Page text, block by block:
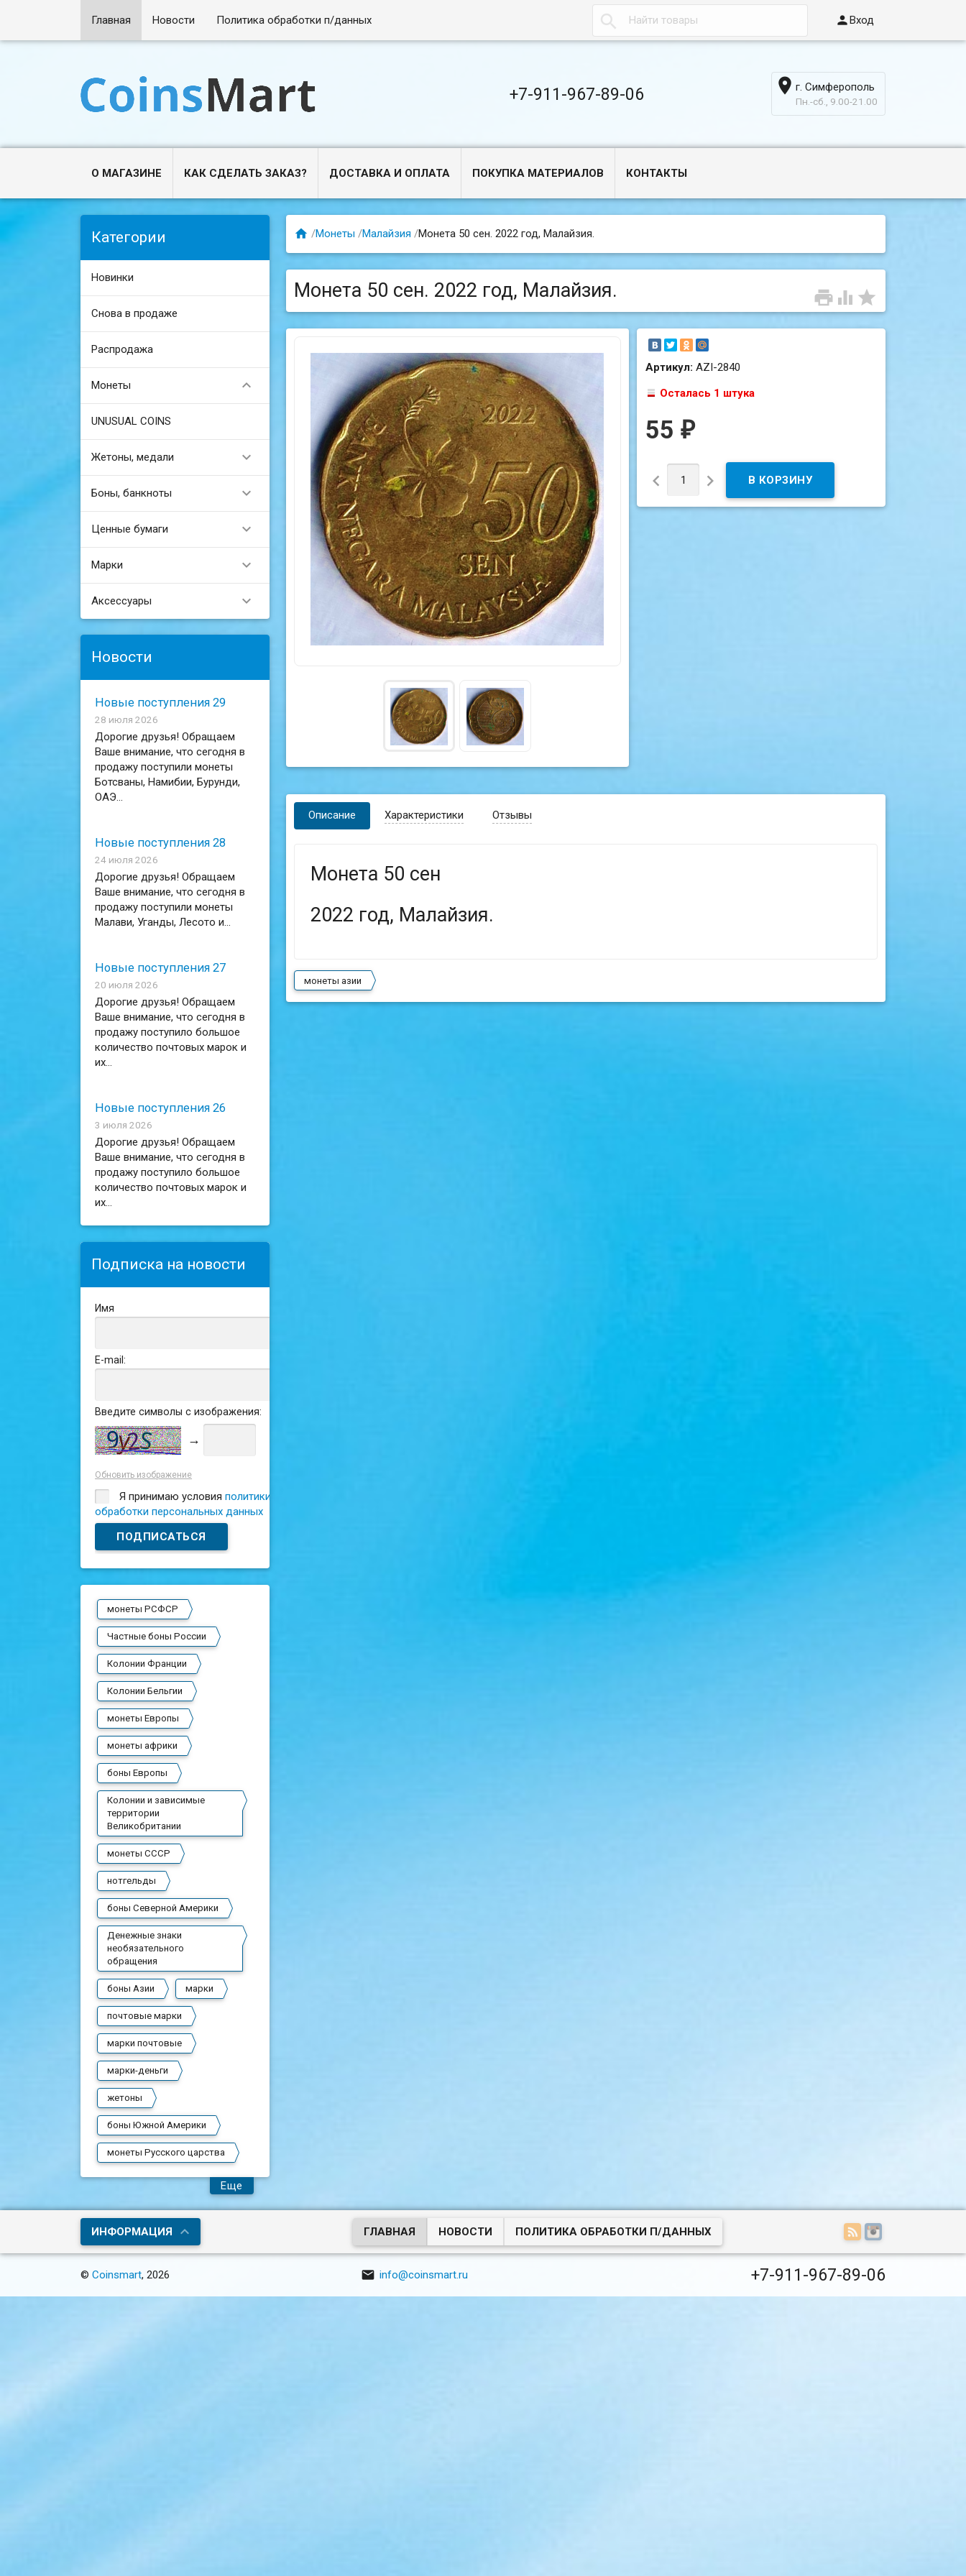
Главная Новости Политика обработки п/данных  Вход
+7-911-967-89-06  г. Симферополь
Пн.-сб., 9.00-21.00
О МАГАЗИНЕ КАК СДЕЛАТЬ ЗАКАЗ? ДОСТАВКА И ОПЛАТА ПОКУПКА МАТЕРИАЛОВ КОНТАКТЫ
Категории
Новинки
Снова в продаже
Распродажа
Монеты 
UNUSUAL COINS
Жетоны, медали 
Боны, банкноты 
Ценные бумаги 
Марки 
Аксессуары 
Новости
Новые поступления 29
28 июля 2026
Дорогие друзья! Обращаем
Ваше внимание, что сегодня в
продажу поступили монеты
Ботсваны, Намибии, Бурунди,
ОАЭ...
Новые поступления 28
24 июля 2026
Дорогие друзья! Обращаем
Ваше внимание, что сегодня в
продажу поступили монеты
Малави, Уганды, Лесото и...
Новые поступления 27
20 июля 2026
Дорогие друзья! Обращаем
Ваше внимание, что сегодня в
продажу поступило большое
количество почтовых марок и
их...
Новые поступления 26
3 июля 2026
Дорогие друзья! Обращаем
Ваше внимание, что сегодня в
продажу поступило большое
количество почтовых марок и
их...
Подписка на новости
Имя
E-mail:
Введите символы с изображения:
→
Обновить изображение
Я принимаю условияполитики
обработки персональных данных
монеты РСФСР
Частные боны России
Колонии Франции
Колонии Бельгии
монеты Европы
монеты африки
боны Европы
Колонии и зависимые
территории
Великобритании
монеты СССР
нотгельды
боны Северной Америки
Денежные знаки
необязательного
обращения
боны Азии марки
почтовые марки
марки почтовые
марки-деньги
жетоны
боны Южной Америки
монеты Русского царства
Еще
 /Монеты /Малайзия /Монета 50 сен. 2022 год, Малайзия.
  
Монета 50 сен. 2022 год, Малайзия.
Артикул:AZI-2840
Осталась 1 штука
55₽
 
Описание Характеристики Отзывы
Монета 50 сен
2022 год, Малайзия.
монеты азии
ИНФОРМАЦИЯ ГЛАВНАЯ НОВОСТИ ПОЛИТИКА ОБРАБОТКИ П/ДАННЫХ
©Coinsmart, 2026  info@coinsmart.ru +7-911-967-89-06